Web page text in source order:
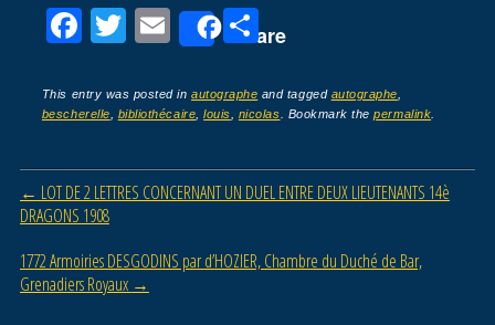
F
c
e
b
o
o
k
T
tt
er
E
ail
Share
P
ta
g
er
This entry was posted inautographe and tagged autographe
bescherelle
bibliothécaire ,louis nicolas . Bookmark thepermalink
Post navigation
← LOT DE 2 LETTRES CONCERNANT UN DUEL ENTRE DEUX LIEUTENANTS 14è
DRAGONS 1908
1772 Armoiries DESGODINS par d’HOZIER, Chambre du Duché de Bar,
Grenadiers Royaux →